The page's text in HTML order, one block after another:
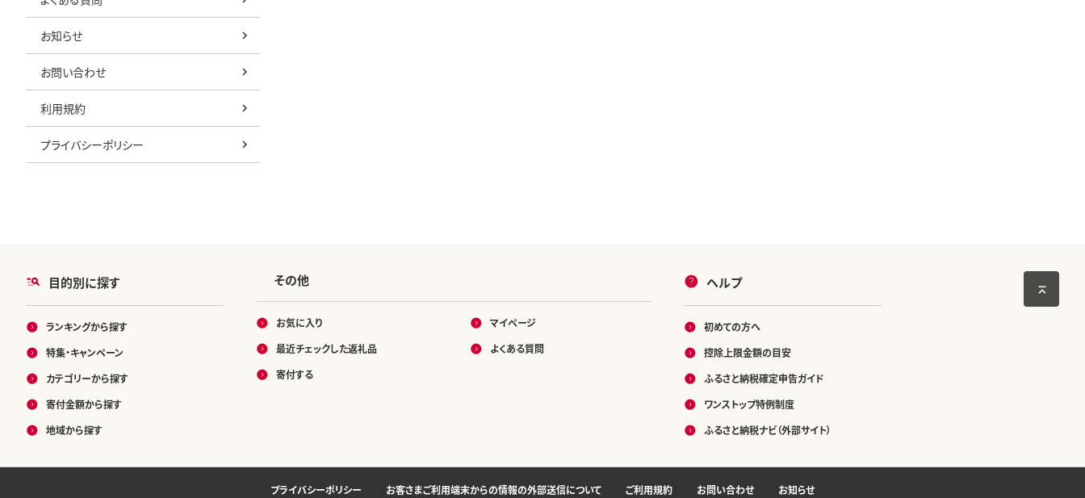
お知らせ
お問い合わせ
利用規約
プライバシーポリシー
目的別に探す
ランキングから探す
特集・キャンペーン
カテゴリーから探す
寄付金額から探す
地域から探す
その他
お気に入り
最近チェックした返礼品
寄付する
マイページ
よくある質問
ヘルプ
初めての方へ
控除上限金額の目安
ふるさと納税確定申告ガイド
ワンストップ特例制度
ふるさと納税ナビ（外部サイト）
プライバシーポリシー お客さまご利用端末からの情報の外部送信について ご利用規約 お問い合わせ お知らせ